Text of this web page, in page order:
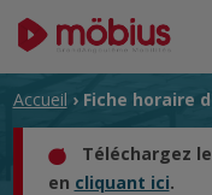
Accueil › Fiche horaire
Téléchargez
en cliquant ici.